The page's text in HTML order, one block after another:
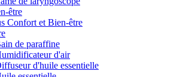
être
Confort et Bien-être
de paraffine
d'air
d'huile essentielle